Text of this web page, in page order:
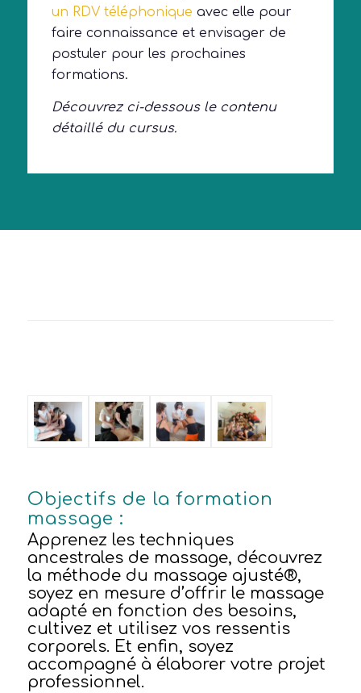
un RDV téléphonique avec elle pour
faire connaissance et envisager de
postuler pour les prochaines
formations.
Découvrez ci-dessous le contenu
détaillé du cursus.
Objectifs de la formation
massage :
Apprenez les techniques
ancestrales de massage, découvrez
la méthode du massage ajusté®,
soyez en mesure d’offrir le massage
adapté en fonction des besoins,
cultivez et utilisez vos ressentis
corporels. Et enfin, soyez
accompagné à élaborer votre projet
professionnel.